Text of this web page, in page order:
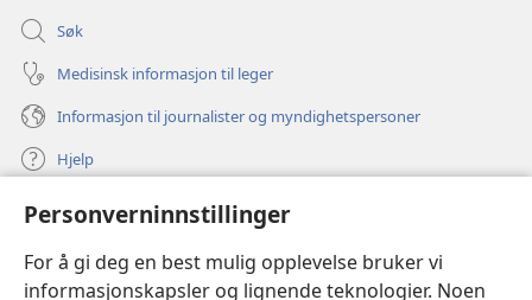
Personverninnstillinger
For å gi deg en best mulig opplevelse bruker vi
informasjonskapsler og lignende teknologier. Noen
Søk
Medisinsk informasjon til leger
Informasjon til journalister og myndighetspersoner
Hjelp
Bidrag
(åpner
nytt
vindu)Watchtower ONLINE LIBRARY™
(åpner